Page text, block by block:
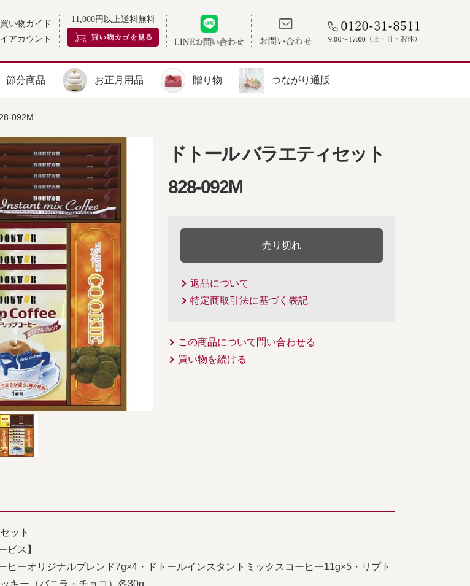
い物ガイド
アカウント
11,000円以上送料無料
節分商品 お正月用品 贈り物 つながり通販
092M
ドトール バラエティセット
828-092M
売り切れ
返品について
特定商取引法に基づく表記
この商品について問い合わせる
買い物を続ける
ット
ビス】
ヒーオリジナルブレンド7g×4・ドトールインスタントミックスコーヒー11g×5・リプト